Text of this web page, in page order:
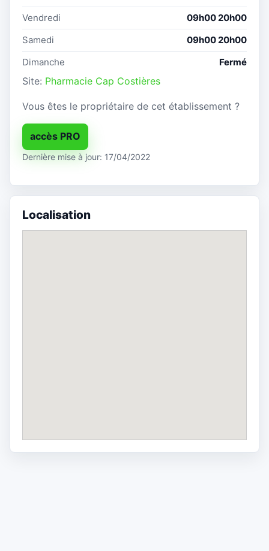
Vendredi
09h00 20h00
Samedi
09h00 20h00
Dimanche
Fermé
Site: Pharmacie Cap Costières
Vous êtes le propriétaire de cet établissement ?
accès PRO
Dernière mise à jour: 17/04/2022
Localisation